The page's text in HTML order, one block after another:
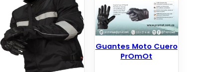
Guantes Moto Cuero
PrOmOt